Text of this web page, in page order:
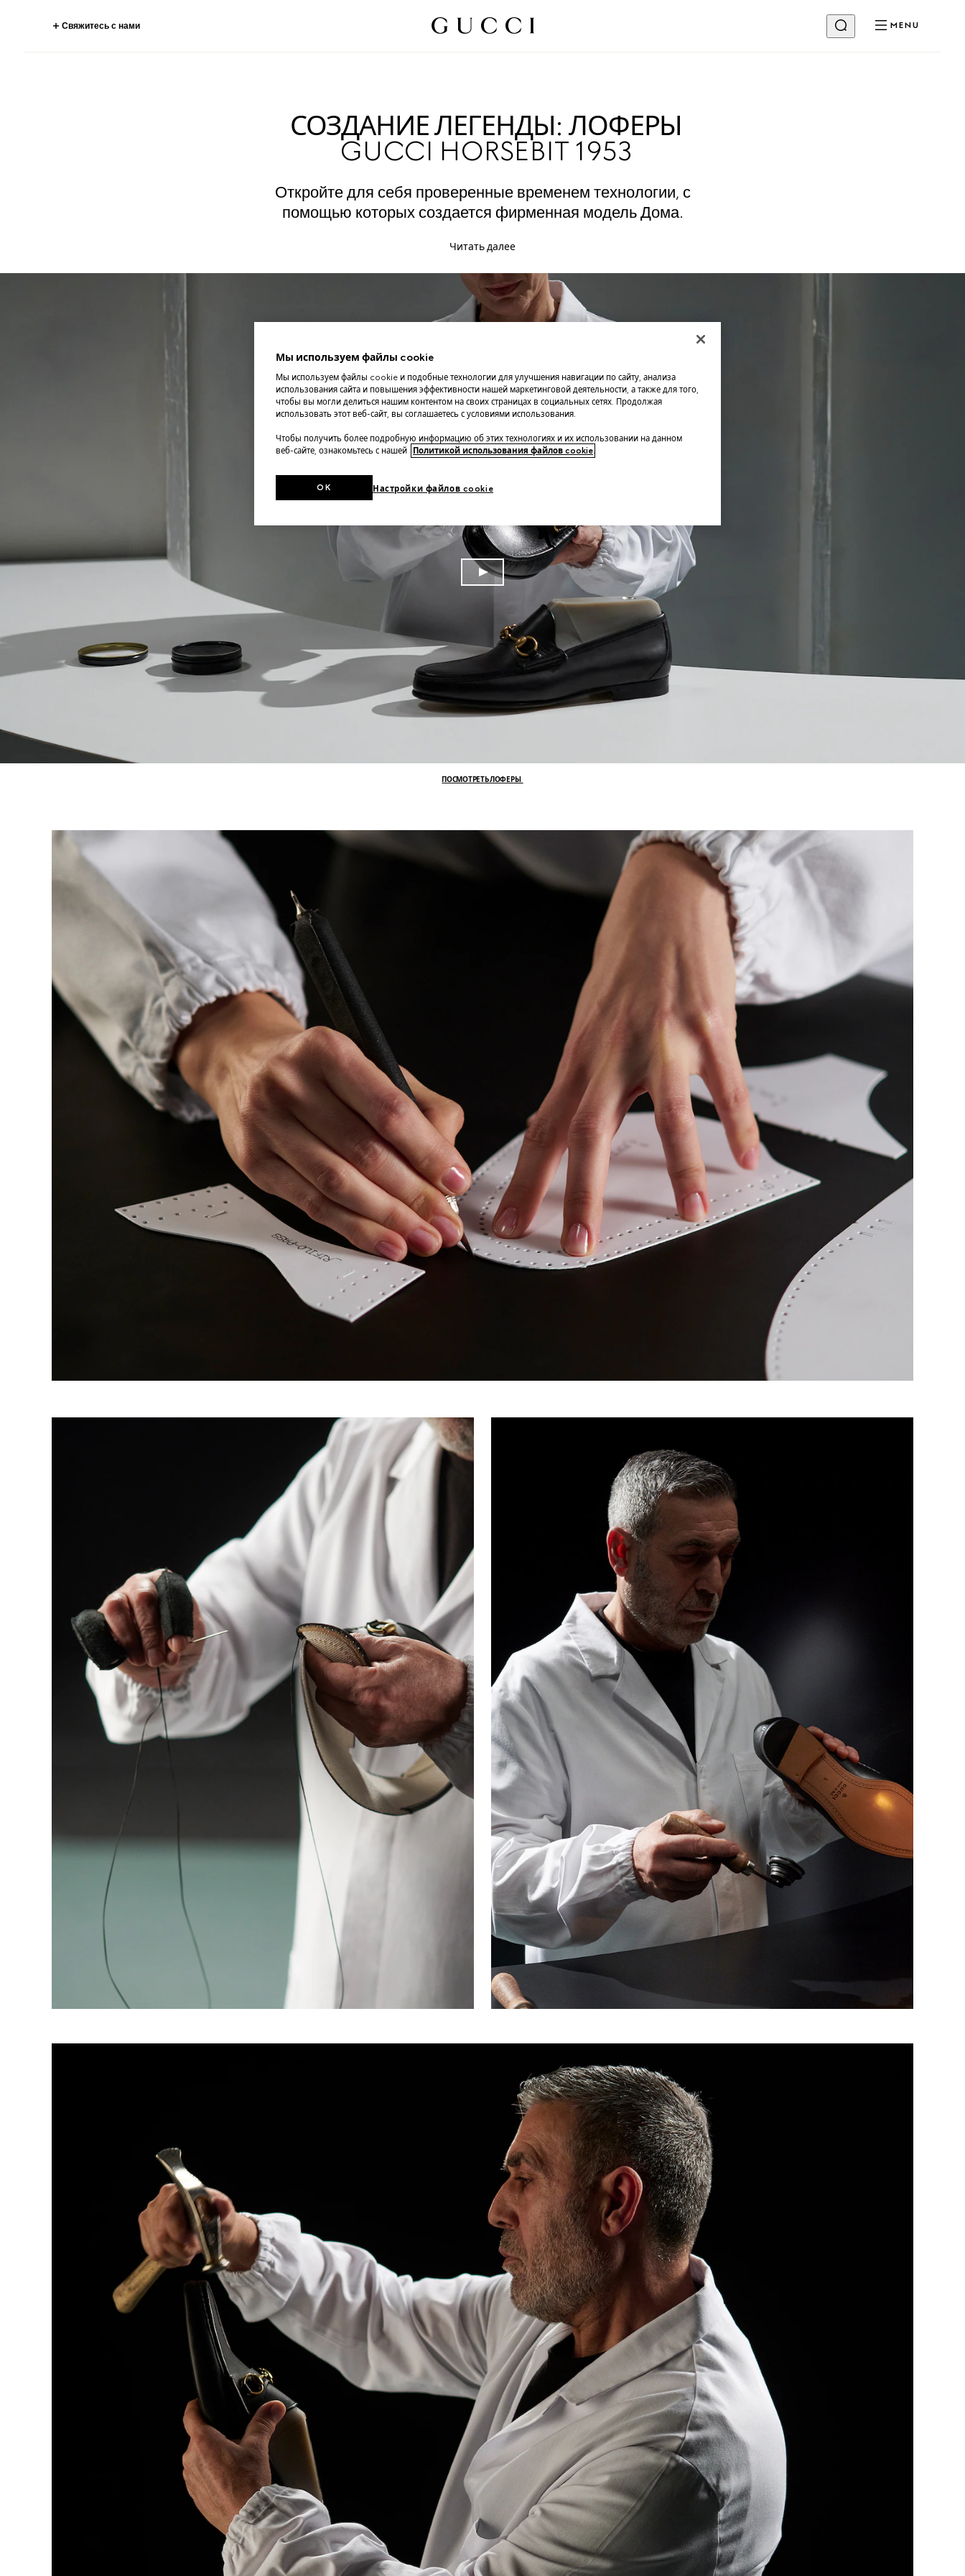
Свяжитесь с нами MENU
СОЗДАНИЕ ЛЕГЕНДЫ: ЛОФЕРЫ
GUCCI HORSEBIT 1953
Откройте для себя проверенные временем технологии, с
помощью которых создается фирменная модель Дома.
Читать далее
ПОСМОТРЕТЬ ЛОФЕРЫ
Мы используем файлы cookie
Мы используем файлы cookie и подобные технологии для улучшения навигации по сайту, анализа
использования сайта и повышения эффективности нашей маркетинговой деятельности, а также для того,
чтобы вы могли делиться нашим контентом на своих страницах в социальных сетях. Продолжая
использовать этот веб-сайт, вы соглашаетесь с условиями использования.
Чтобы получить более подробную информацию об этих технологиях и их использовании на данном
веб-сайте, ознакомьтесь с нашей
Политикой использования файлов cookie.
Настройки файлов cookie
OK